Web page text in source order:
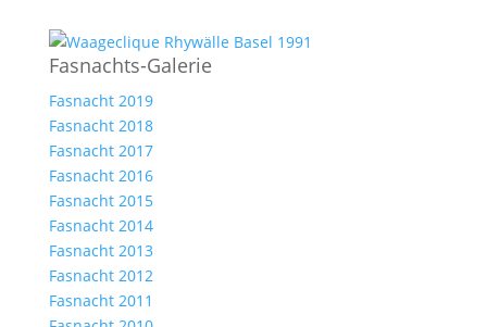
Fasnachts-Galerie
Fasnacht 2019
Fasnacht 2018
Fasnacht 2017
Fasnacht 2016
Fasnacht 2015
Fasnacht 2014
Fasnacht 2013
Fasnacht 2012
Fasnacht 2011